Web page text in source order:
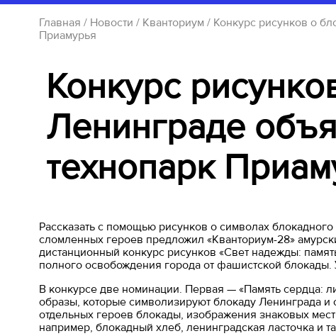
Главная / Новости / Кванториум / Конкурс рисунков о
Приамурья
Конкурс
Ленинграде
технопарк
Рассказать с помощью рисунков о символах
сломленных героев предложил «Кванториум-28»
дистанционный конкурс рисунков «Свет надежды:
полного освобождения города от фашистской блокады.
В конкурсе две номинации. Первая — «Память сердца:
образы, которые символизируют блокаду Ленинграда и
отдельных героев блокады, изображения знаковых
например, блокадный хлеб, ленинградская ласточка и